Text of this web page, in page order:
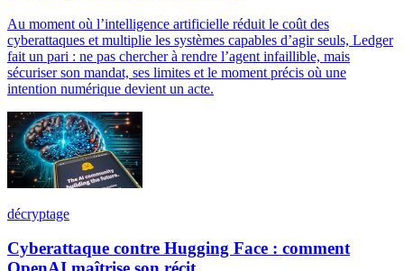
Au moment où l’intelligence artificielle réduit le coût des
cyberattaques et multiplie les systèmes capables d’agir seuls, Ledger
fait un pari : ne pas chercher à rendre l’agent infaillible, mais
sécuriser son mandat, ses limites et le moment précis où une
intention numérique devient un acte.
décryptage
Cyberattaque contre Hugging Face : comment